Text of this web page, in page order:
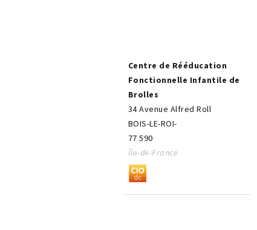
Centre de Rééducation
Fonctionnelle Infantile de
Brolles
34 Avenue Alfred Roll
BOIS-LE-ROI-
77 590
Île-de-France